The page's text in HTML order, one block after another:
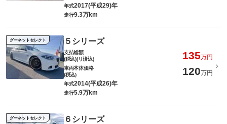
年式2017(平成29)年
走行9.3万km
グーネットセレクト ５シリーズ
支払総額
(税込)(リ済込)
135万円
車両本体価格
(税込)
120万円
年式2014(平成26)年
走行5.9万km
グーネットセレクト ６シリーズ